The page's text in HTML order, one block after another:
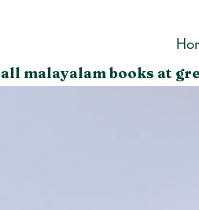
malayalam books at